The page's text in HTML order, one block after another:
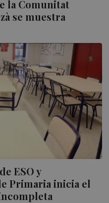
la Comunitat
se muestra
ESO y
Primaria inicia el